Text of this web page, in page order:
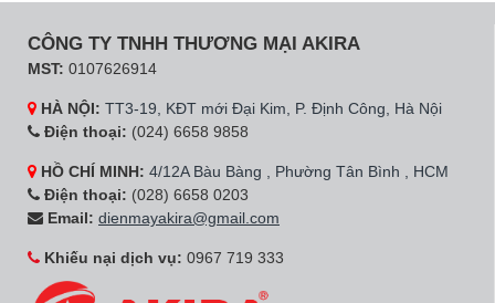
CÔNG TY TNHH THƯƠNG MẠI AKIRA
MST: 0107626914
HÀ NỘI: TT3-19, KĐT mới Đại Kim, P. Định Công, Hà Nội
Điện thoại: (024) 6658 9858
HỒ CHÍ MINH: 4/12A Bàu Bàng , Phường Tân Bình , HCM
Điện thoại: (028) 6658 0203
Email: dienmayakira@gmail.com
Khiếu nại dịch vụ: 0967 719 333